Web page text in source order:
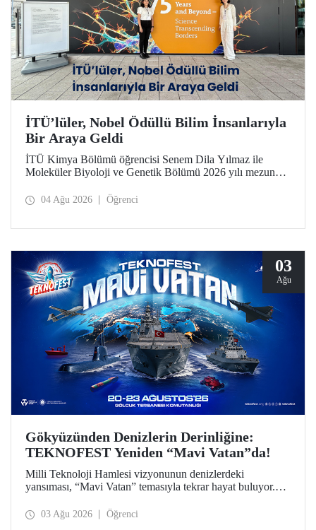
İTÜ’lüler, Nobel Ödüllü Bilim İnsanlarıyla
Bir Araya Geldi
İTÜ Kimya Bölümü öğrencisi Senem Dila Yılmaz ile
Moleküler Biyoloji ve Genetik Bölümü 2026 yılı mezunu
Etkinliklere Katılım Desteği kapsamında 75’inci Lindau
04 Ağu 2026 Öğrenci
03
Ağu
Gökyüzünden Denizlerin Derinliğine:
TEKNOFEST Yeniden “Mavi Vatan”da!
Milli Teknoloji Hamlesi vizyonunun denizlerdeki
yansıması, “Mavi Vatan” temasıyla tekrar hayat buluyor.
tarihlerinde Gölcük Tersanesi Komutanlığı’nda
03 Ağu 2026 Öğrenci